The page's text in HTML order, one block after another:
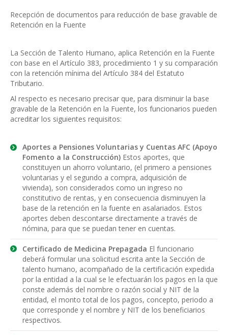
Recepción de documentos para reducción de base gravable de
Retención en la Fuente
La Sección de Talento Humano, aplica Retención en la Fuente
con base en el Artículo 383, procedimiento 1 y su comparación
con la retención mínima del Artículo 384 del Estatuto
Tributario.
Al respecto es necesario precisar que, para disminuir la base
gravable de la Retención en la Fuente, los funcionarios pueden
acreditar los siguientes requisitos:
Aportes a Pensiones Voluntarias y Cuentas AFC (Apoyo
Fomento a la Construcción) Estos aportes, que
constituyen un ahorro voluntario, (el primero a pensiones
voluntarias y el segundo a compra, adquisición de
vivienda), son considerados como un ingreso no
constitutivo de rentas, y en consecuencia disminuyen la
base de la retención en la fuente en asalariados. Estos
aportes deben descontarse directamente a través de
nómina, para que se puedan tener en cuentas.
Certificado de Medicina Prepagada El funcionario
deberá formular una solicitud escrita ante la Sección de
talento humano, acompañado de la certificación expedida
por la entidad a la cual se le efectuarán los pagos en la que
conste además del nombre o razón social y NIT de la
entidad, el monto total de los pagos, concepto, periodo a
que corresponde y el nombre y NIT de los beneficiarios
respectivos.